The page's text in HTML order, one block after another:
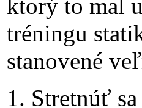
ktorý to mal
tréningu
stanovené
1. Stretnúť